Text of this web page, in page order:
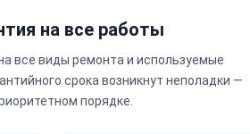
на все работы
все виды ремонта и используемые
срока возникнут неполадки —
порядке.